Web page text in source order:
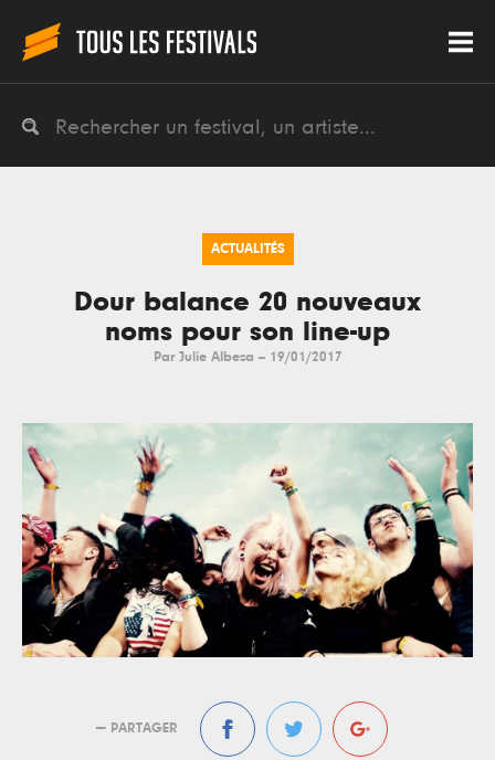
ACTUALITÉS
Dour balance 20 nouveaux
noms pour son line-up
Par Julie Albesa -- 19/01/2017
— PARTAGER